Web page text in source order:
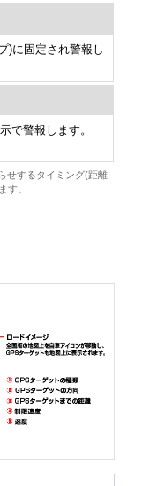
)に固定され警報し
で警報します。
せするタイミング(距離
す。